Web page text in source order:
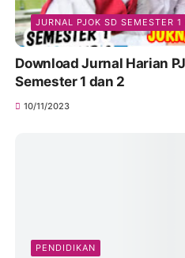
JURNAL PJOK SD SEMESTER 1
Download Jurnal Harian
Semester 1 dan 2
10/11/2023
PENDIDIKAN